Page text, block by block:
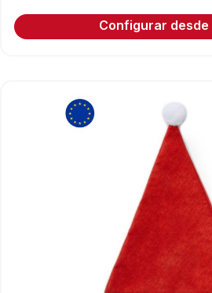
Configurar desde